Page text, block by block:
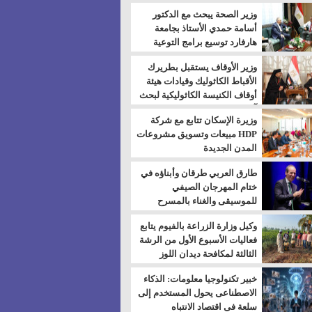
بالسويس
وزير الصحة يبحث مع الدكتور
أسامة حمدي الأستاذ بجامعة
هارفارد توسيع برامج التوعية
بمرض السكري
وزير الأوقاف يستقبل بطريرك
الأقباط الكاثوليك وقيادات هيئة
أوقاف الكنيسة الكاثوليكية لبحث
آفاق التعاون المشترك
وزيرة الإسكان تتابع مع شركة
HDP مبيعات وتسويق مشروعات
المدن الجديدة
طارق العربي طرقان وأبناؤه في
ختام المهرجان الصيفي
للموسيقى والغناء بالمسرح
المكشوف
وكيل وزارة الزراعة بالفيوم يتابع
فعاليات الأسبوع الأول من الرشة
الثالثة لمكافحة ديدان اللوز
للقطن
خبير تكنولوجيا معلومات: الذكاء
الاصطناعى يحول المستخدم إلى
سلعة فى اقتصاد الانتباه